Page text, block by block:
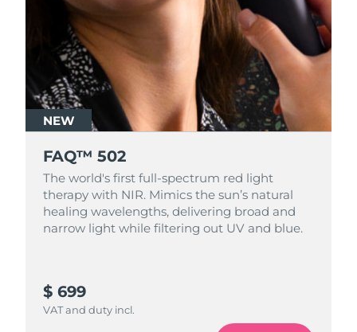
NEW
FAQ™ 502
The world's first full-spectrum red light
therapy with NIR. Mimics the sun’s natural
healing wavelengths, delivering broad and
narrow light while filtering out UV and blue.
$ 699
VAT and duty incl.